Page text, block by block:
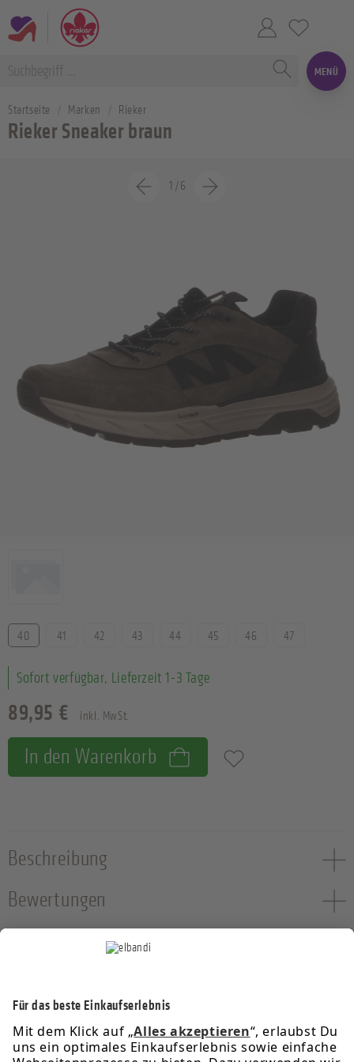
MENÜ
Startseite Marken Rieker
Rieker Sneaker braun
1 /6
89,95 € inkl. MwSt.
Sofort verfügbar, Lieferzeit 1-3 Tage
Größe
40 41 42 43 44 45 46 47
In den Warenkorb Zum Merkzettel hinzufügen
Beschreibung
Bewertungen
Service-Hotline
Informationen